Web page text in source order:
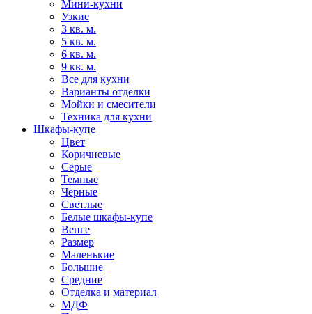
Мини-кухни
Узкие
3 кв. м.
5 кв. м.
6 кв. м.
9 кв. м.
Все для кухни
Варианты отделки
Мойки и смесители
Техника для кухни
Шкафы-купе
Цвет
Коричневые
Серые
Темные
Черные
Светлые
Белые шкафы-купе
Венге
Размер
Маленькие
Большие
Средние
Отделка и материал
МДФ